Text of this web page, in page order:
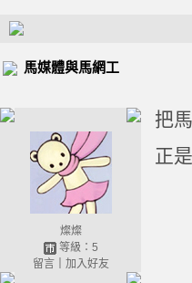
馬媒體與馬網工
燦燦
等級：5
留言｜ 加入好友
把
正